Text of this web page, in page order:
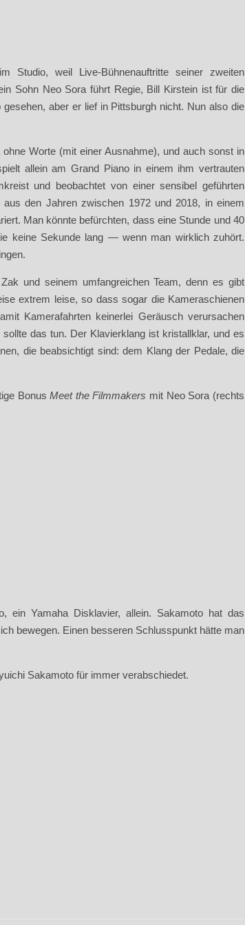
Studio, weil Live-Bühnenauftritte seiner zweiten
Sohn Neo Sora führt Regie, Bill Kirstein ist für die
aber er lief in Pittsburgh nicht. Nun also die
Worte (mit einer Ausnahme), und auch sonst in
allein am Grand Piano in einem ihm vertrauten
und beobachtet von einer sensibel geführten
den Jahren zwischen 1972 und 2018, in einem
Man könnte befürchten, dass eine Stunde und 40
keine Sekunde lang — wenn man wirklich zuhört.
und seinem umfangreichen Team, denn es gibt
extrem leise, so dass sogar die Kameraschienen
Kamerafahrten keinerlei Geräusch verursachen
das tun. Der Klavierklang ist kristallklar, und es
die beabsichtigt sind: dem Klang der Pedale, die
BonusMeet the Filmmakers mit Neo Sora (rechts
ein Yamaha Disklavier, allein. Sakamoto hat das
bewegen. Einen besseren Schlusspunkt hätte man
Sakamoto für immer verabschiedet.